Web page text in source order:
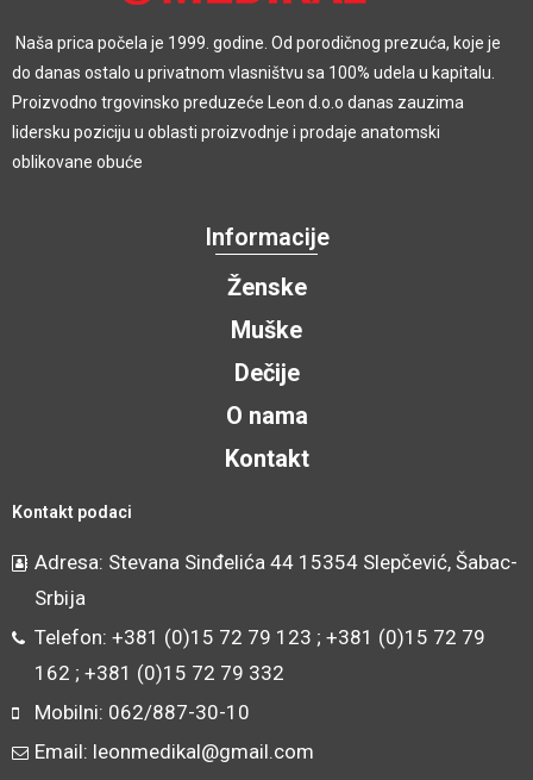
Naša prica počela je 1999. godine. Od porodičnog prezuća, koje je
do danas ostalo u privatnom vlasništvu sa 100% udela u kapitalu.
Proizvodno trgovinsko preduzeće Leon d.o.o danas zauzima
lidersku poziciju u oblasti proizvodnje i prodaje anatomski
oblikovane obuće
Informacije
Ženske
Muške
Dečije
O nama
Kontakt
Kontakt podaci
Adresa: Stevana Sinđelića 44 15354 Slepčević, Šabac-
Srbija
Telefon: +381 (0)15 72 79 123 ; +381 (0)15 72 79
162 ; +381 (0)15 72 79 332
Mobilni: 062/887-30-10
Email: leonmedikal@gmail.com